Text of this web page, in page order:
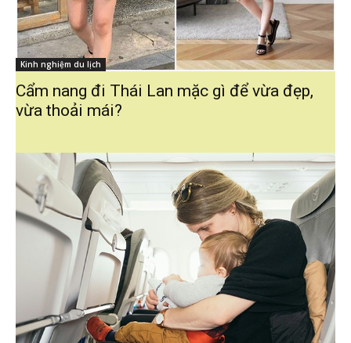
Kinh nghiệm du lịch
Cẩm nang đi Thái Lan mặc gì để vừa đẹp,
vừa thoải mái?